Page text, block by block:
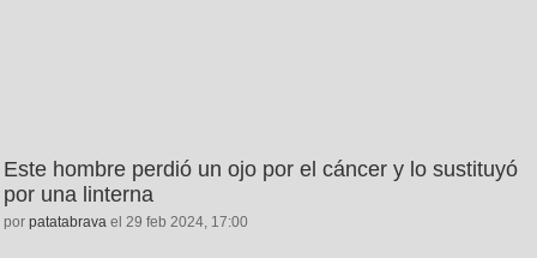
Este hombre perdió un ojo por el cáncer y lo sustituyó
por una linterna
por patatabrava el 29 feb 2024, 17:00